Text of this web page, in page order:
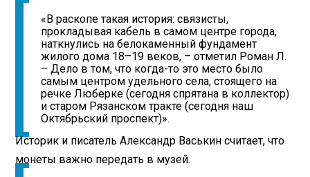
«В раскопе такая история: связисты,
прокладывая кабель в самом центре города,
наткнулись на белокаменный фундамент
жилого дома 18–19 веков, – отметил Роман Л.
– Дело в том, что когда-то это место было
самым центром удельного села, стоящего на
речке Люберке (сегодня спрятана в коллектор)
и старом Рязанском тракте (сегодня наш
Октябрьский проспект)».
Историк и писатель Александр Васькин считает, что
монеты важно передать в музей.